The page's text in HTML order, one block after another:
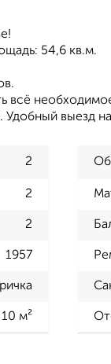
54,6 кв.м.
всё
выезд
2
2
2
1957
10 м²